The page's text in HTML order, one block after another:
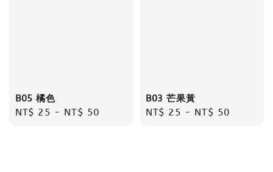
B05 橘色
Regular
NT$ 25 - NT$ 50
B03 芒果黃
Regular
NT$ 25 - NT$ 50